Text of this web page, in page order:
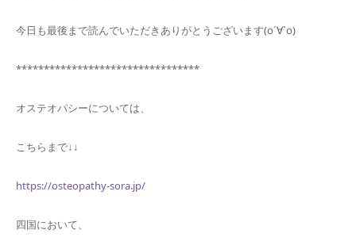
今日も最後まで読んでいただきありがとうございます(о´∀`о)
*********************************
オステオパシーについては、
こちらまで↓↓
https://osteopathy-sora.jp/
四国において、